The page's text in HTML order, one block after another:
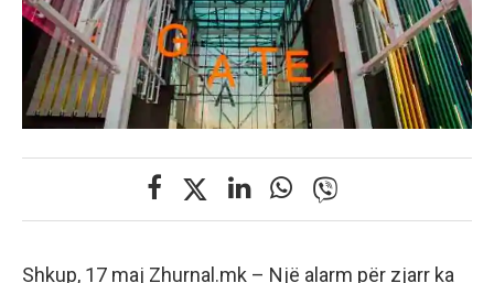
Shkup, 17 maj Zhurnal.mk – Një alarm për zjarr ka